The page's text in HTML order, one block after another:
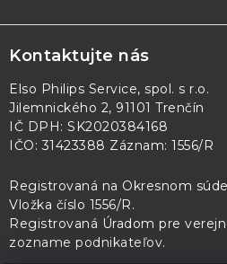
Kontaktujte nás
Elso Philips Service, spol. s r.o.
Jilemnického 2, 91101 Trenčín
IČ DPH: SK2020384168
IČO: 31423388 Záznam: 1556/R
Registrovaná na Okresnom
Vložka číslo 1556/R.
Registrovaná Úradom pre
zozname podnikateľov.